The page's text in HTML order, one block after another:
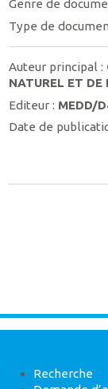
Genre de
Type de
Auteur principal :
NATUREL ET
Editeur : MEDD/
Date de
Recherche